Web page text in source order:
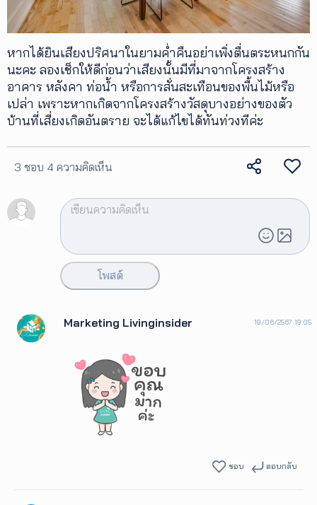
หากได้ยินเสียงปริศนาในยามค่ำคืนอย่าเพิ่งตื่นตระหนกกัน
นะคะ ลองเช็กให้ดีก่อนว่าเสียงนั้นมีที่มาจากโครงสร้าง
อาคาร หลังคา ท่อน้ำ หรือการสั่นสะเทือนของพื้นไม้หรือ
เปล่า เพราะหากเกิดจากโครงสร้างวัสดุบางอย่างของตัว
บ้านที่เสี่ยงเกิดอันตราย จะได้แก้ไขได้ทันท่วงทีค่ะ
3 ชอบ 4 ความคิดเห็น
โพสต์
Marketing Livinginsider 19/06/2567 19:05
ชอบ ตอบกลับ